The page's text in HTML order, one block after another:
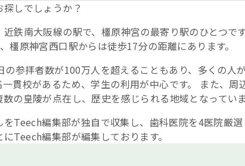
しでしょうか？
鉄南大阪線の駅で、橿原神宮の最寄り駅のひとつで
原神宮西口駅からは徒歩17分の距離にあります。
参拝者数が100万人を超えることもあり、多くの人
貫校があるため、学生の利用が中心です。 また、周
の皇陵が点在し、歴史を感じられる地域となっていま
Teech編集部が独自で収集し、歯科医院を4医院厳選
Teech編集部が編集しております。